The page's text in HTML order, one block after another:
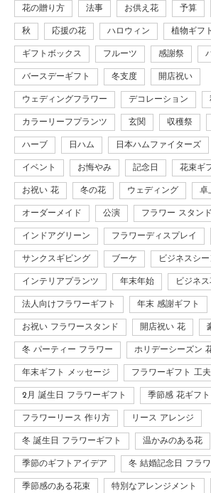
花の贈り方 法事 お供え花 予算
秋 応援の花 ハロウィン 植物ギフト
ギフトボックス フルーツ 感謝祭
バースデーギフト 冬支度 開店祝い
ウェディングフラワー デコレーション
カラーリーフプランツ 玄関 収穫祭
ハーブ 日ハム 日本ハムファイターズ
イベント お悔やみ 記念日 花束ギ
お祝い 花 冬の花 ウェディング 卓
オーダーメイド 公演 フラワー スタンド
インドアグリーン フラワーディスプレイ
サンクスギビング ブーケ ビジネスシー
インテリアプランツ 年末年始 ビジネ
法人向けフラワーギフト 年末 感謝ギフト
お祝い フラワースタンド 開店祝い 花
冬 パーティー フラワー ホリデーシーズン
年末ギフト メッセージ フラワーギフト 工夫
2月 誕生日 フラワーギフト 季節感 花ギフト
フラワーリース 作り方 リース アレンジ
冬 誕生日 フラワーギフト 温かみのある花
季節のギフトアイデア 冬 結婚記念日 フラ
季節感のある花束 特別なアレンジメント